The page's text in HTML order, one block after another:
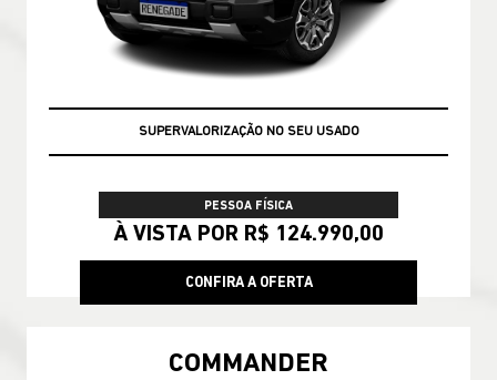
SUPERVALORIZAÇÃO NO SEU USADO
PESSOA FÍSICA
À VISTA POR R$ 124.990,00
CONFIRA A OFERTA
COMMANDER